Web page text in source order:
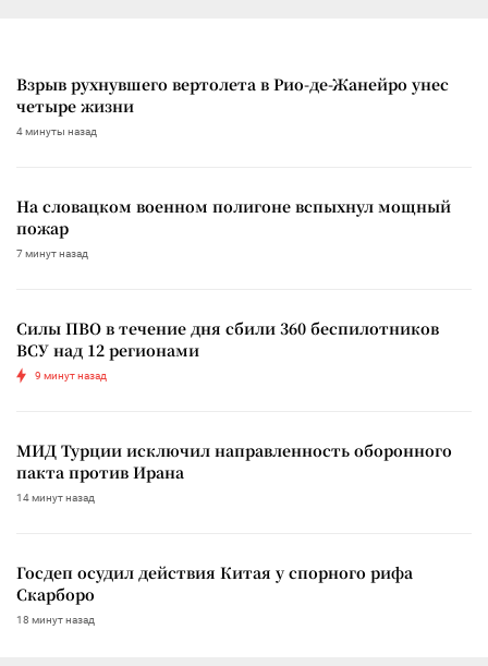
Взрыв рухнувшего вертолета в Рио-де-Жанейро унес
четыре жизни
4 минуты назад
На словацком военном полигоне вспыхнул мощный
пожар
7 минут назад
Силы ПВО в течение дня сбили 360 беспилотников
ВСУ над 12 регионами
9 минут назад
МИД Турции исключил направленность оборонного
пакта против Ирана
14 минут назад
Госдеп осудил действия Китая у спорного рифа
Скарборо
18 минут назад